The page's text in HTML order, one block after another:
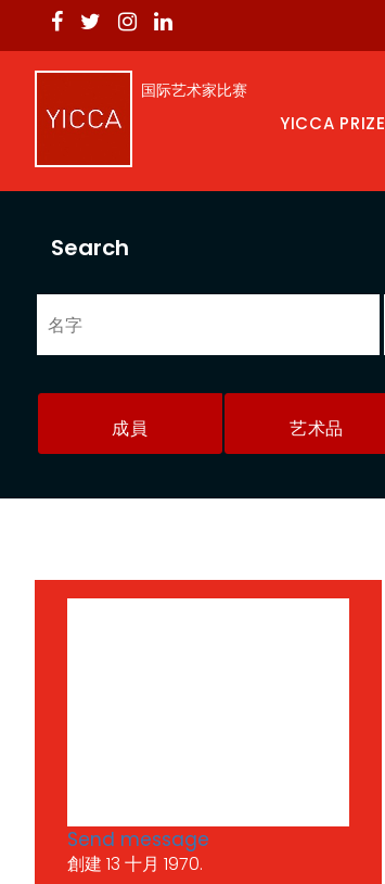
国际艺术家比赛
YICCA PRIZE
Search
成員 艺术品
Send message
創建 13 十月 1970.